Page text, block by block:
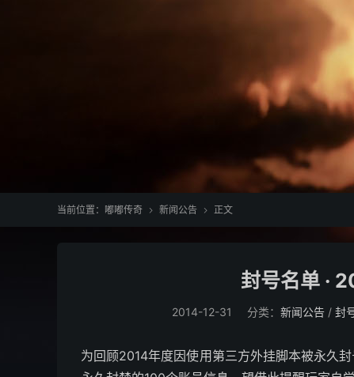
当前位置： 嘟嘟传奇  新闻公告  正文
封号名单 ·
2014-12-31 分类： 新闻公告/ 封
为回顾2014年度因使用第三方外挂脚本被永久